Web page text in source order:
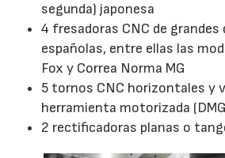
segunda) japonesa
4 fresadoras CNC de grandes
españolas, entre ellas las
Fox y Correa Norma MG
5 tornos CNC horizontales y
herramienta motorizada
2 rectificadoras planas o